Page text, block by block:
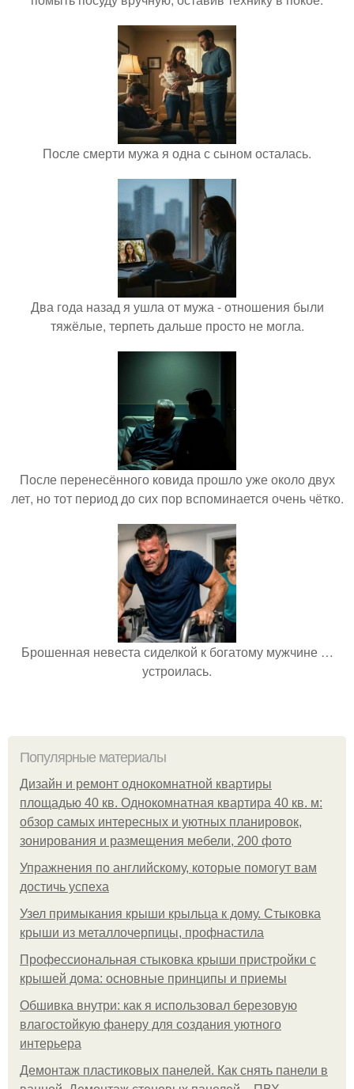
После смерти мужа я одна с сыном осталась.
Два года назад я ушла от мужа - отношения были
тяжёлые, терпеть дальше просто не могла.
После перенесённого ковида прошло уже около двух
лет, но тот период до сих пор вспоминается очень чётко.
Брошенная невеста сиделкой к богатому мужчине …
устроилась.
Популярные материалы
Дизайн и ремонт однокомнатной квартиры
площадью 40 кв. Однокомнатная квартира 40 кв. м:
обзор самых интересных и уютных планировок,
зонирования и размещения мебели, 200 фото
Упражнения по английскому, которые помогут вам
достичь успеха
Узел примыкания крыши крыльца к дому. Стыковка
крыши из металлочерпицы, профнастила
Профессиональная стыковка крыши пристройки с
крышей дома: основные принципы и приемы
Обшивка внутри: как я использовал березовую
влагостойкую фанеру для создания уютного
интерьера
Демонтаж пластиковых панелей. Как снять панели в